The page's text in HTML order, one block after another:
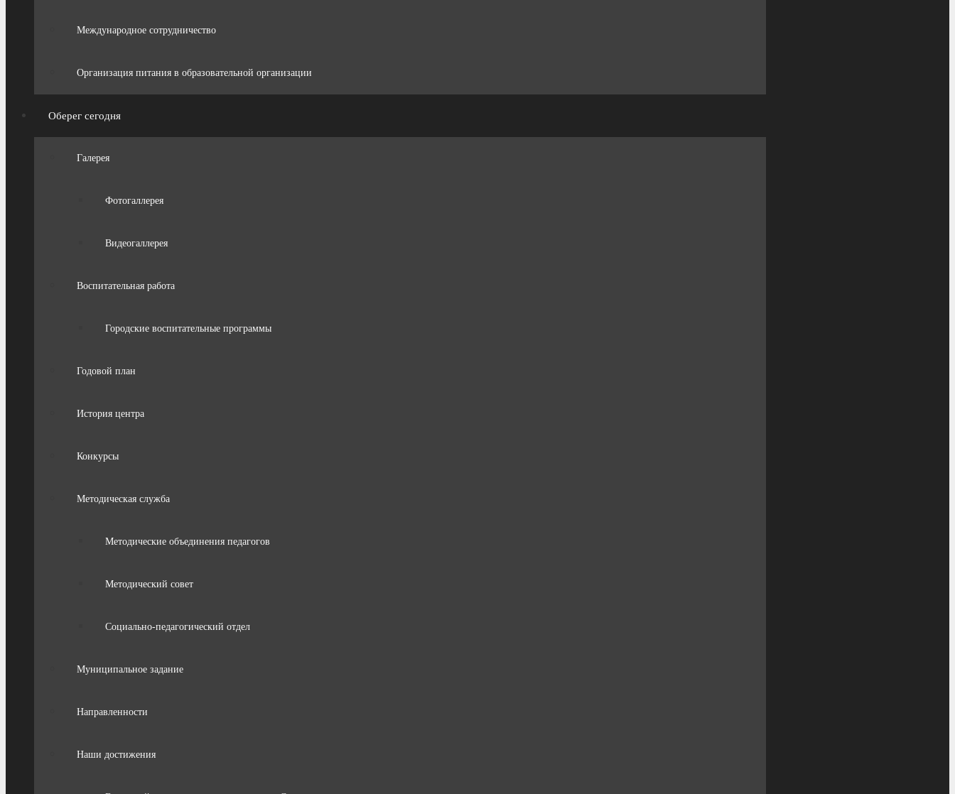
Международное сотрудничество
Организация питания в образовательной организации
Оберег сегодня
Галерея
Фотогаллерея
Видеогаллерея
Воспитательная работа
Городские воспитательные программы
Годовой план
История центра
Конкурсы
Методическая служба
Методические объединения педагогов
Методический совет
Социально-педагогический отдел
Муниципальное задание
Направленности
Наши достижения